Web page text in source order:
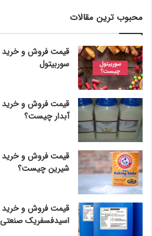
محبوب ترین مقالات
سوربیتول
قیمت فروش و خرید
آبدار چیست؟
قیمت فروش و
شیرین چیست؟
قیمت فروش و خرید
اسیدفسفریک صنعتی